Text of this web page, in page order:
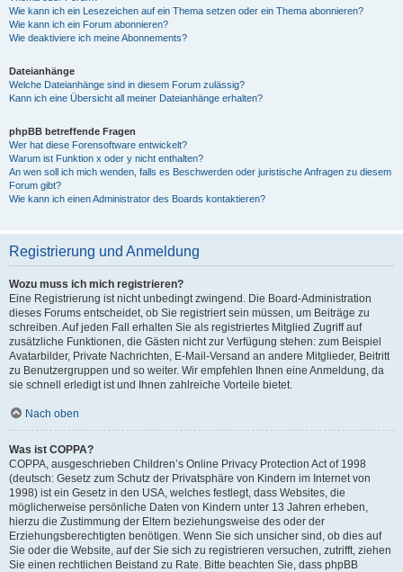
Wie kann ich ein Lesezeichen auf ein Thema setzen oder ein Thema abonnieren?
Wie kann ich ein Forum abonnieren?
Wie deaktiviere ich meine Abonnements?
Dateianhänge
Welche Dateianhänge sind in diesem Forum zulässig?
Kann ich eine Übersicht all meiner Dateianhänge erhalten?
phpBB betreffende Fragen
Wer hat diese Forensoftware entwickelt?
Warum ist Funktion x oder y nicht enthalten?
An wen soll ich mich wenden, falls es Beschwerden oder juristische Anfragen zu diesem
Forum gibt?
Wie kann ich einen Administrator des Boards kontaktieren?
Registrierung und Anmeldung
Wozu muss ich mich registrieren?
Eine Registrierung ist nicht unbedingt zwingend. Die Board-Administration
dieses Forums entscheidet, ob Sie registriert sein müssen, um Beiträge zu
schreiben. Auf jeden Fall erhalten Sie als registriertes Mitglied Zugriff auf
zusätzliche Funktionen, die Gästen nicht zur Verfügung stehen: zum Beispiel
Avatarbilder, Private Nachrichten, E-Mail-Versand an andere Mitglieder, Beitritt
zu Benutzergruppen und so weiter. Wir empfehlen Ihnen eine Anmeldung, da
sie schnell erledigt ist und Ihnen zahlreiche Vorteile bietet.
Nach oben
Was ist COPPA?
COPPA, ausgeschrieben Children’s Online Privacy Protection Act of 1998
(deutsch: Gesetz zum Schutz der Privatsphäre von Kindern im Internet von
1998) ist ein Gesetz in den USA, welches festlegt, dass Websites, die
möglicherweise persönliche Daten von Kindern unter 13 Jahren erheben,
hierzu die Zustimmung der Eltern beziehungsweise des oder der
Erziehungsberechtigten benötigen. Wenn Sie sich unsicher sind, ob dies auf
Sie oder die Website, auf der Sie sich zu registrieren versuchen, zutrifft, ziehen
Sie einen rechtlichen Beistand zu Rate. Bitte beachten Sie, dass phpBB